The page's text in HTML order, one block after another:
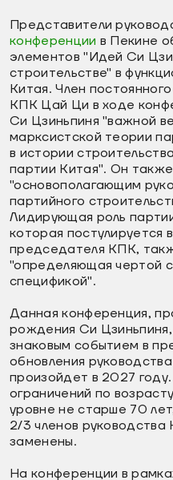
Представители
конференции в Пекине
элементов "Идей Си
строительстве" в
Китая. Член
КПК Цай Ци в ходе
Си Цзиньпиня "важной
марксистской теории
в истории
партии Китая". Он
"основополагающим
партийного
Лидирующая роль
которая постулируется
председателя КПК,
"определяющая чертой
спецификой".
Данная конференция,
рождения Си
знаковым событием в
обновления
произойдет в 2027
ограничений по
уровне не старше 70
2/3 членов
заменены.
На конференции в